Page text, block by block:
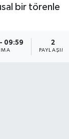
bir törenle
09:59 2
PAYLAŞIM